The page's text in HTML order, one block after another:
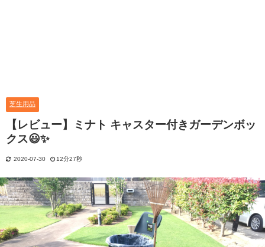
芝生用品
【レビュー】ミナト キャスター付きガーデンボッ
クス😃✨
2020-07-30 12分27秒